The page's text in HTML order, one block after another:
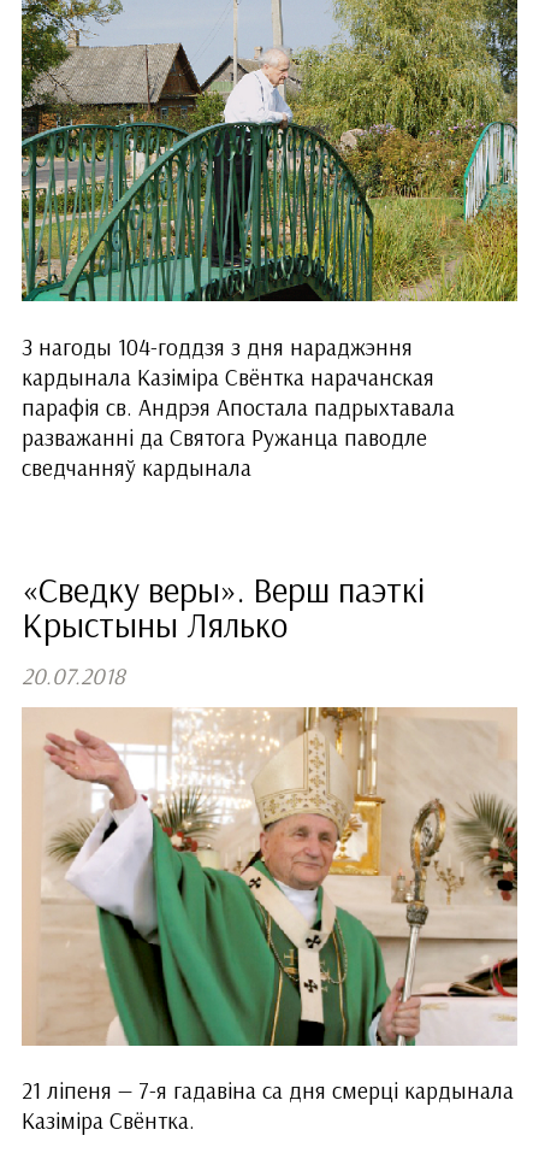
З нагоды 104-годдзя з дня нараджэння
кардынала Казіміра Свёнтка нарачанская
парафія св. Андрэя Апостала падрыхтавала
разважанні да Святога Ружанца паводле
сведчанняў кардынала
«Сведку веры». Верш паэткі
Крыстыны Лялько
20.07.2018
21 ліпеня — 7-я гадавіна са дня смерці кардынала
Казіміра Свёнтка.